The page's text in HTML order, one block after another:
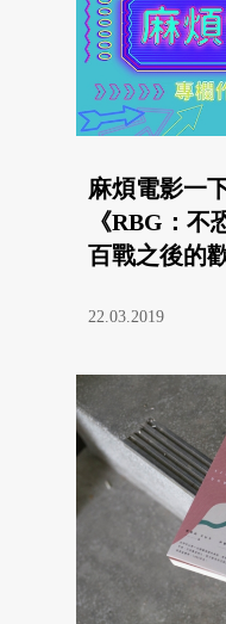
麻煩電影一
《RBG：
百戰之後的
22.03.2019